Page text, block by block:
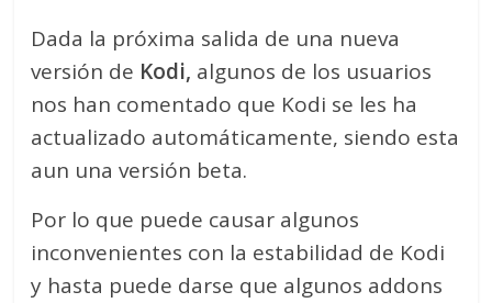
Dada la próxima salida de una nueva
versión de Kodi, algunos de los usuarios
nos han comentado que Kodi se les ha
actualizado automáticamente, siendo esta
aun una versión beta.
Por lo que puede causar algunos
inconvenientes con la estabilidad de Kodi
y hasta puede darse que algunos addons